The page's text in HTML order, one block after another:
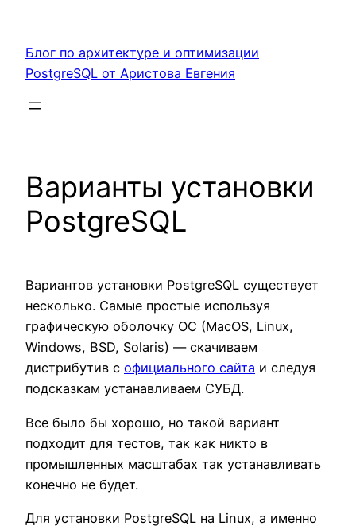
содержимому
Блог по архитектуре и оптимизации
PostgreSQL от Аристова Евгения
Варианты установки
PostgreSQL
Вариантов установки PostgreSQL существует
несколько. Самые простые используя
графическую оболочку ОС (MacOS, Linux,
Windows, BSD, Solaris) — скачиваем
дистрибутив с официального сайта и следуя
подсказкам устанавливаем СУБД.
Все было бы хорошо, но такой вариант
подходит для тестов, так как никто в
промышленных масштабах так устанавливать
конечно не будет.
Для установки PostgreSQL на Linux, а именно